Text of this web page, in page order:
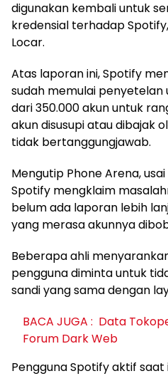
digunakan kembali untuk
kredensial terhadap
Locar.
Atas laporan ini, Spotify
sudah memulai penyetelan
dari 350.000 akun untuk
akun disusupi atau dibajak
tidak bertanggungjawab.
Mengutip Phone Arena,
Spotify mengklaim
belum ada laporan lebih
yang merasa akunnya
Beberapa ahli
pengguna diminta untuk
sandi yang sama dengan
BACA JUGA : Data
Forum Dark Web
Pengguna Spotify aktif